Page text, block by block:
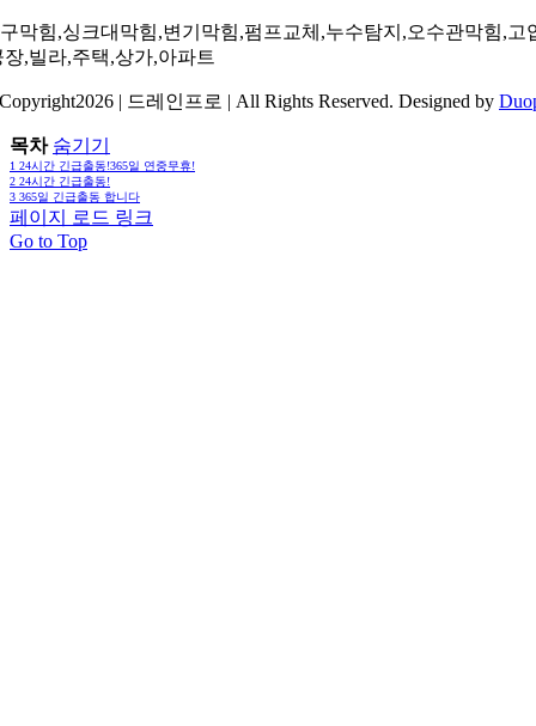
막힘,싱크대막힘,변기막힘,펌프교체,누수탐지,오수관막힘,고
장,빌라,주택,상가,아파트
| 드레인프로 | All Rights Reserved. Designed by
목차 숨기기
1 24시간 긴급출동!365일 연중무휴!
2 24시간 긴급출동!
3 365일 긴급출동 합니다
페이지 로드 링크
Go to Top